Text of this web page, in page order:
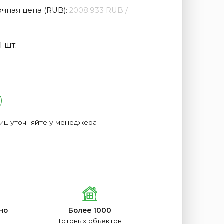
цена (RUB): 2008.933 RUB /
шт.
уточняйте у менеджера
Более 1000
Готовых объектов